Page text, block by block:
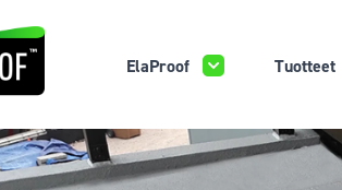
ElaProof Tuotteet